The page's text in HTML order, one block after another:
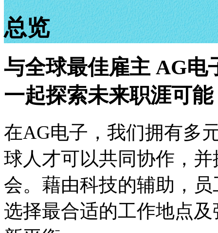
总览
与全球最佳雇主 AG电
一起探索未来职涯可能
在AG电子，我们拥有多
球人才可以共同协作，
会。藉由科技的辅助，
选择最合适的工作地点